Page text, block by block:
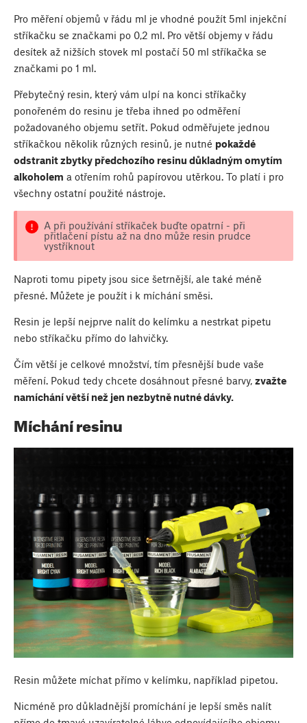
Pro měření objemů v řádu ml je vhodné použít 5ml injekční
stříkačku se značkami po 0,2 ml. Pro větší objemy v řádu
desítek až nižších stovek ml postačí 50 ml stříkačka se
značkami po 1 ml.
Přebytečný resin, který vám ulpí na konci stříkačky
ponořeném do resinu je třeba ihned po odměření
požadovaného objemu setřít. Pokud odměřujete jednou
stříkačkou několik různých resinů, je nutné pokaždé
odstranit zbytky předchozího resinu důkladným omytím
alkoholem a otřením rohů papírovou utěrkou. To platí i pro
všechny ostatní použité nástroje.
A při používání stříkaček buďte opatrní - při
přitlačení pístu až na dno může resin prudce
vystříknout
Naproti tomu pipety jsou sice šetrnější, ale také méně
přesné. Můžete je použít i k míchání směsi.
Resin je lepší nejprve nalít do kelímku a nestrkat pipetu
nebo stříkačku přímo do lahvičky.
Čím větší je celkové množství, tím přesnější bude vaše
měření. Pokud tedy chcete dosáhnout přesné barvy, zvažte
namíchání větší než jen nezbytně nutné dávky.
Míchání resinu
Resin můžete míchat přímo v kelímku, například pipetou.
Nicméně pro důkladnější promíchání je lepší směs nalít